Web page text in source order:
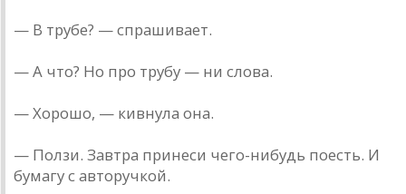
— В трубе? — спрашивает.
— А что? Но про трубу — ни слова.
— Хорошо, — кивнула она.
— Ползи. Завтра принеси чего-нибудь поесть. И
бумагу с авторучкой.